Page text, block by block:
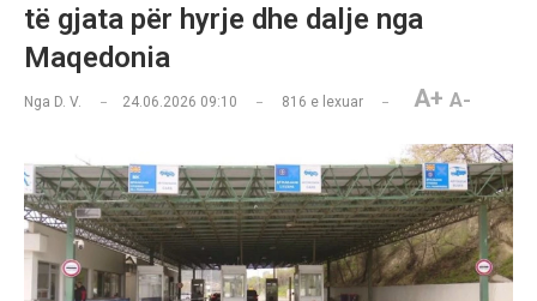
të gjata për hyrje dhe dalje nga
Maqedonia
Nga D. V. 24.06.2026 09:10 816 e lexuar A+ A-